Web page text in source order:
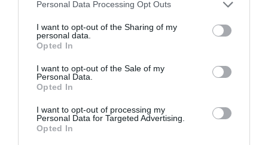
not limited to your visit or usage behaviour. You may click to
grant or deny consent to Google and its third-party tags to
use your data for below specified purposes in below Google
consent section.
Personal Data Processing Opt Outs
I want to opt-out of the Sharing of my
personal data.
Opted In
I want to opt-out of the Sale of my
Personal Data.
Opted In
I want to opt-out of processing my
Personal Data for Targeted Advertising.
Opted In
Supermercado
EL CORTE INGLÉS
Seguimiento desde
04 May 2023